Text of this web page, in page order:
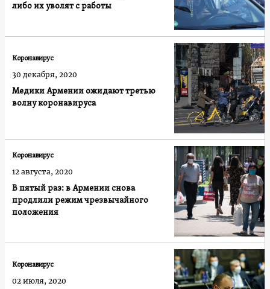
либо их уволят с работы
Медики Армении ожидают третью
волну коронавируса
Коронавирус
30 декабря, 2020
В пятый раз: в Армении снова
продлили режим чрезвычайного
положения
Коронавирус
12 августа, 2020
Коронавирус
02 июля, 2020